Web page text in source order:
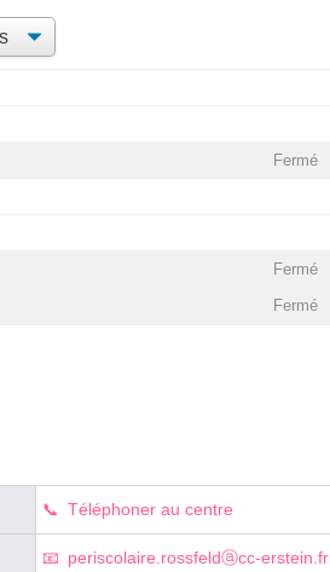
Fermé
Fermé
Fermé
Téléphoner au centre
periscolaire.rossfeldⓐcc-erstein.fr